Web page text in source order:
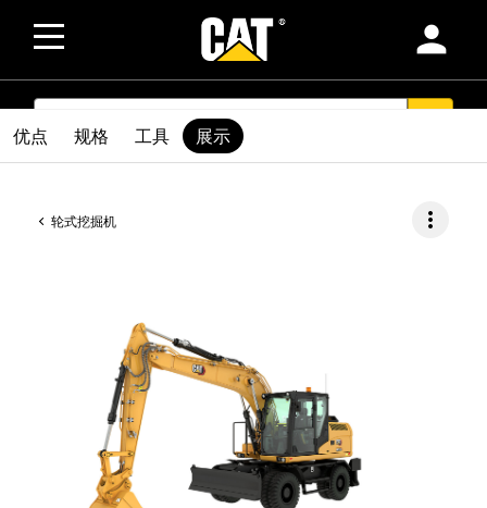
person
SEARCH
轮式挖掘机 more_vert
优点 规格 工具 展示